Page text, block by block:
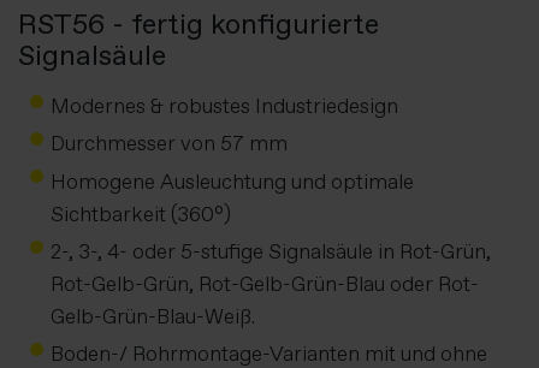
RST56 - fertig konfigurierte
Signalsäule
Modernes & robustes Industriedesign
Durchmesser von 57 mm
Homogene Ausleuchtung und optimale
Sichtbarkeit (360°)
2-, 3-, 4- oder 5-stufige Signalsäule in Rot-Grün,
Rot-Gelb-Grün, Rot-Gelb-Grün-Blau oder Rot-
Gelb-Grün-Blau-Weiß.
Boden-/ Rohrmontage-Varianten mit und ohne